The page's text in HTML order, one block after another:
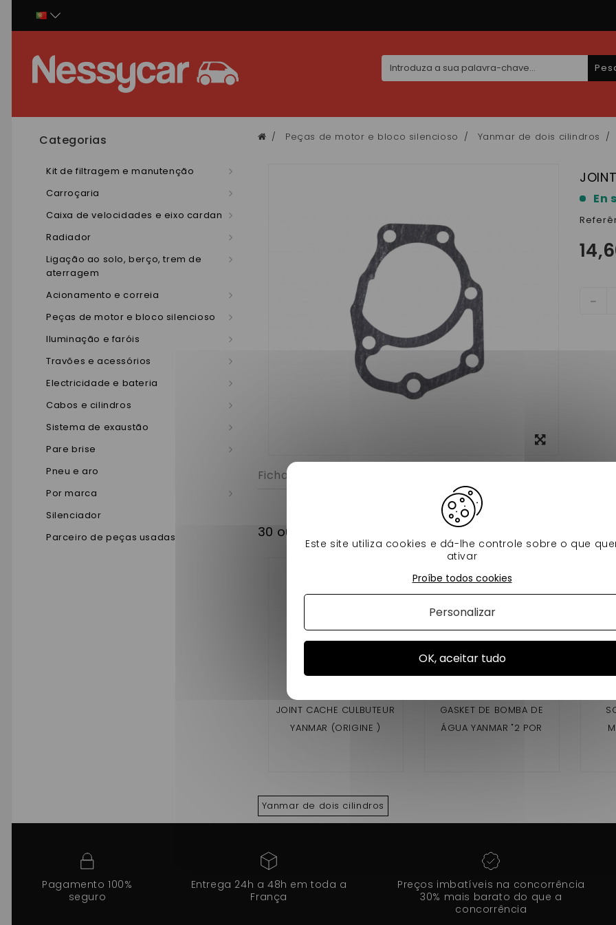
Categorias
Kit de filtragem e manutenção
Carroçaria
Caixa de velocidades e eixo cardan
Radiador
Ligação ao solo, berço, trem de
aterragem
Acionamento e correia
Peças de motor e bloco silencioso
Iluminação e faróis
Travões e acessórios
Electricidade e bateria
Cabos e cilindros
Sistema de exaustão
Pare brise
Pneu e aro
Por marca
Silenciador
Parceiro de peças usadas
Peças de motor e bloco silencioso Yanmar de dois cilindros
En
Ficha de dados
30 outros produtos na mesma categoria:
JOINT CACHE CULBUTEUR
YANMAR (ORIGINE )
GASKET DE BOMBA DE
ÁGUA YANMAR "2 POR
Yanmar de dois cilindros
Pagamento 100%
seguro
Entrega 24h a 48h em toda a
França
Preços imbatíveis na concorrência
30% mais barato do que a
concorrência
Este site utiliza cookies e dá-lhe controle sobre o que
ativar
OK, aceitar tudo
Proíbe todos cookies
Personalizar